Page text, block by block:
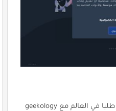
تعلم بايثون, لغة البرمجة الاكثر طلبا في العالم مع geekology